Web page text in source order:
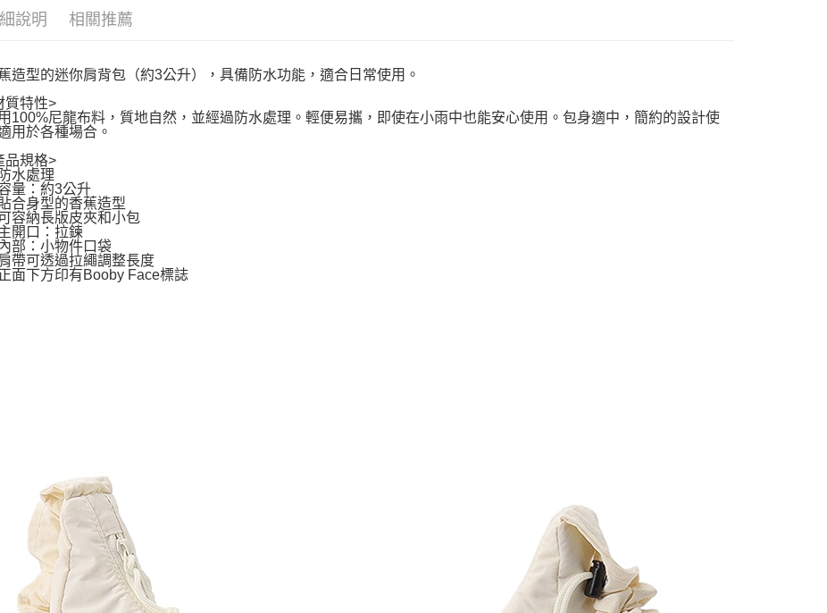
說明 相關推薦
造型的迷你肩背包（約3公升），具備防水功能，適合日常使用。
質特性>
100%尼龍布料，質地自然，並經過防水處理。輕便易攜，即使在小雨中也能安心使用。包身適中，簡約的設計使
用於各種場合。
品規格>
水處理
量：約3公升
合身型的香蕉造型
容納長版皮夾和小包
開口：拉鍊
部：小物件口袋
帶可透過拉繩調整長度
面下方印有Booby Face標誌